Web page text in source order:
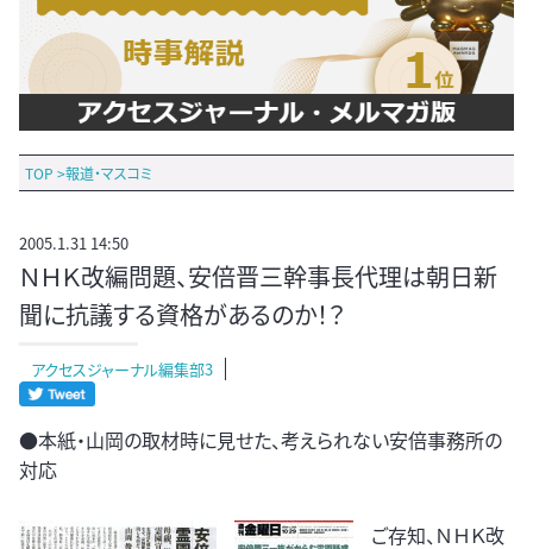
TOP >報道・マスコミ
2005.1.31 14:50
ＮＨＫ改編問題、安倍晋三幹事長代理は朝日新
聞に抗議する資格があるのか！？
アクセスジャーナル編集部3
●本紙・山岡の取材時に見せた、考えられない安倍事務所の
対応
ご存知、ＮＨＫ改